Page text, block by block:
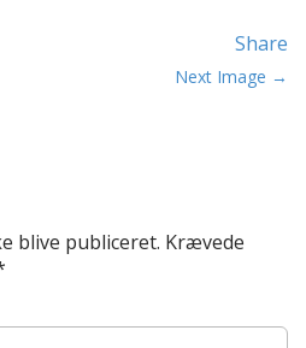
Share
Next Image →
blive publiceret. Krævede